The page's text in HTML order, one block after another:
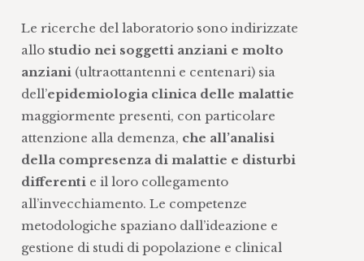
Le ricerche del laboratorio sono indirizzate
allo studio nei soggetti anziani e molto
anziani(ultraottantenni e centenari) sia
dell’epidemiologia clinica delle malattie
maggiormente presenti, con particolare
attenzione alla demenza, che all’analisi
della compresenza di malattie e disturbi
differenti e il loro collegamento
all’invecchiamento. Le competenze
metodologiche spaziano dall’ideazione e
gestione di studi di popolazione e clinical